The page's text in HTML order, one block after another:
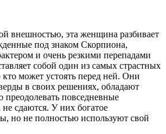
внешностью, эта женщина разбивает
под знаком Скорпиона,
и очень резкими перепадами
собой один из самых страстных
кто может устоять перед ней. Они
в своих решениях, обладают
повседневные
не сдаются. У них богатое
но не полностью используют свой